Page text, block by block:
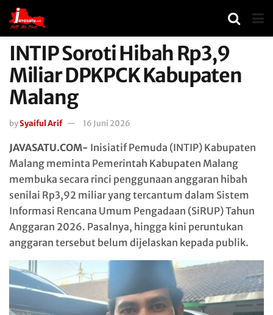
INTIP Soroti Hibah Rp3,9
Miliar DPKPCK Kabupaten
Malang
bySyaiful Arif 16 Juni 2026
JAVASATU.COM- Inisiatif Pemuda (INTIP) Kabupaten
Malang meminta Pemerintah Kabupaten Malang
membuka secara rinci penggunaan anggaran hibah
senilai Rp3,92 miliar yang tercantum dalam Sistem
Informasi Rencana Umum Pengadaan (SiRUP) Tahun
Anggaran 2026. Pasalnya, hingga kini peruntukan
anggaran tersebut belum dijelaskan kepada publik.